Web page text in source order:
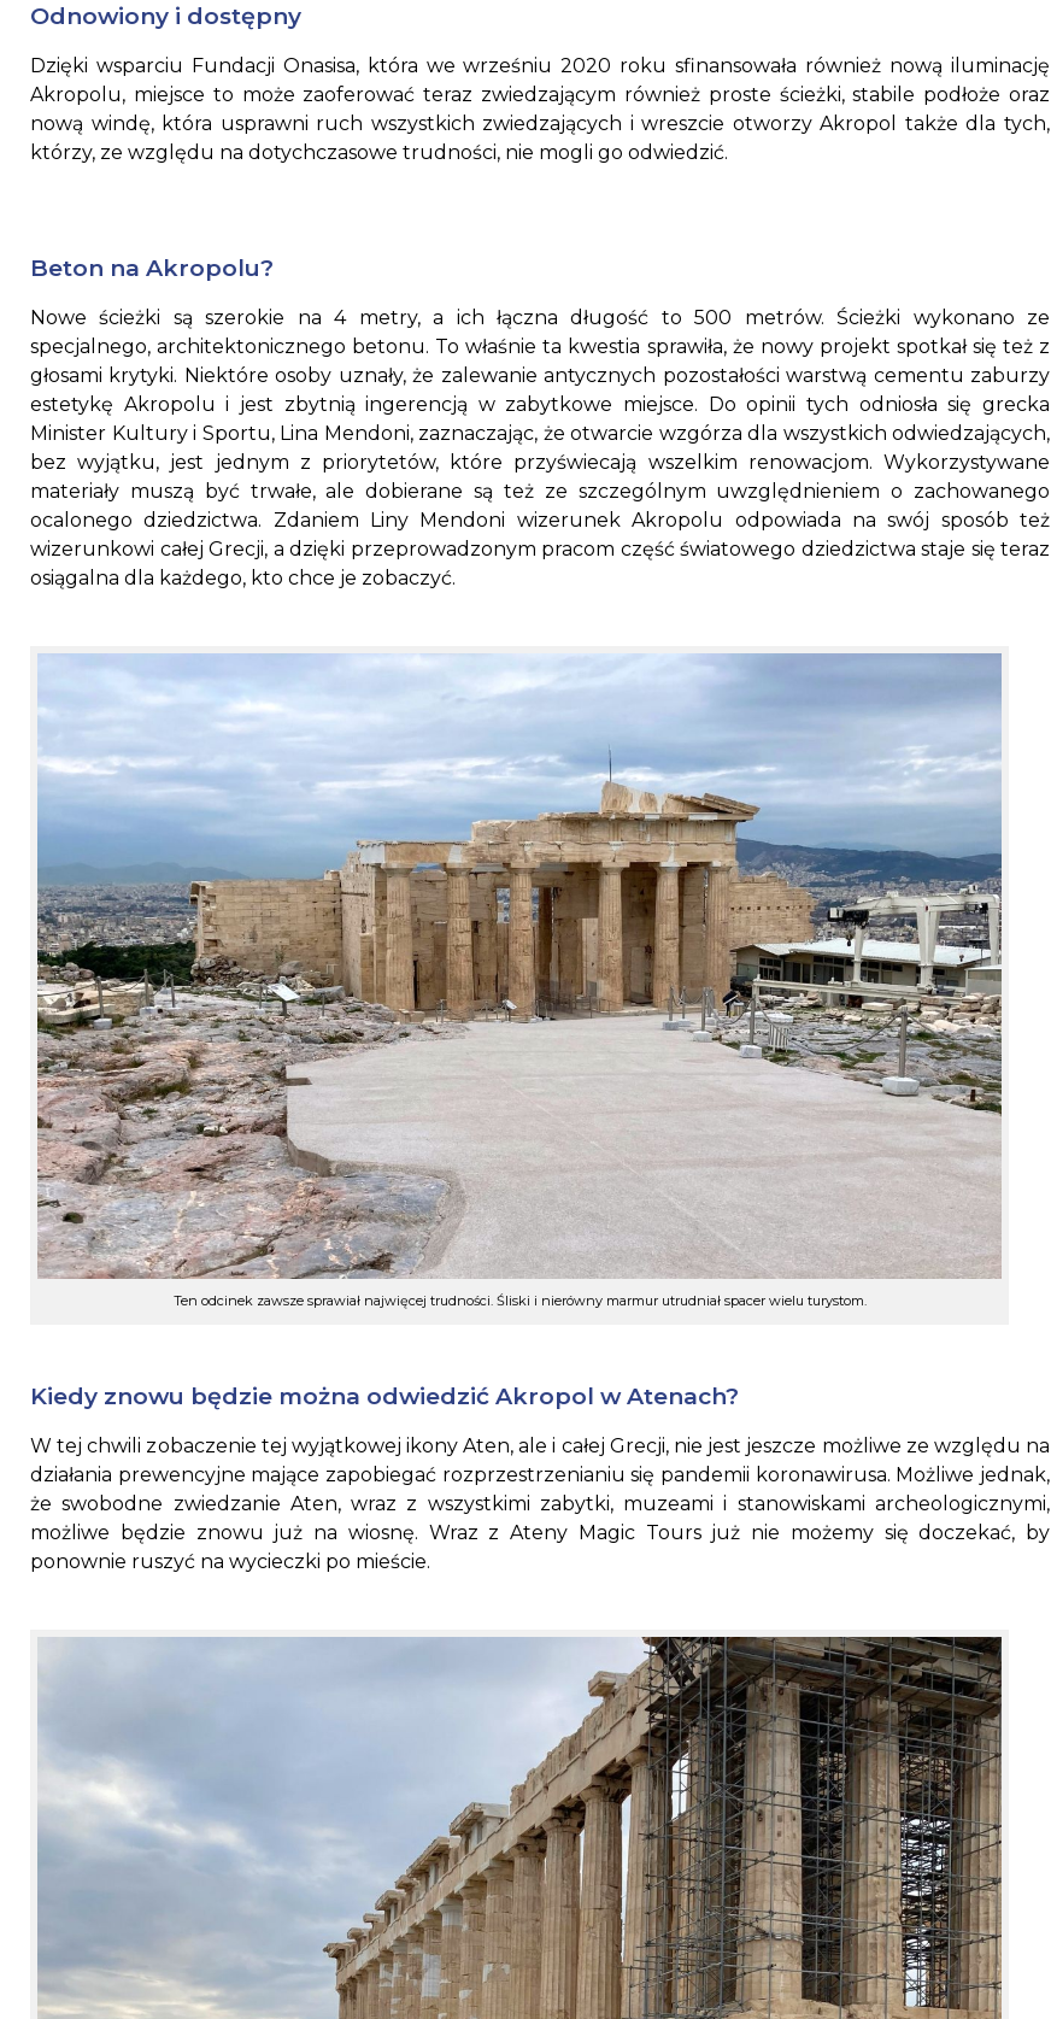
Odnowiony i dostępny
Dzięki wsparciu Fundacji Onasisa, która we wrześniu 2020 roku sfinansowała również nową iluminację
Akropolu, miejsce to może zaoferować teraz zwiedzającym również proste ścieżki, stabile podłoże oraz
nową windę, która usprawni ruch wszystkich zwiedzających i wreszcie otworzy Akropol także dla tych,
którzy, ze względu na dotychczasowe trudności, nie mogli go odwiedzić.
Beton na Akropolu?
Nowe ścieżki są szerokie na 4 metry, a ich łączna długość to 500 metrów. Ścieżki wykonano ze
specjalnego, architektonicznego betonu. To właśnie ta kwestia sprawiła, że nowy projekt spotkał się też z
głosami krytyki. Niektóre osoby uznały, że zalewanie antycznych pozostałości warstwą cementu zaburzy
estetykę Akropolu i jest zbytnią ingerencją w zabytkowe miejsce. Do opinii tych odniosła się grecka
Minister Kultury i Sportu, Lina Mendoni, zaznaczając, że otwarcie wzgórza dla wszystkich odwiedzających,
bez wyjątku, jest jednym z priorytetów, które przyświecają wszelkim renowacjom. Wykorzystywane
materiały muszą być trwałe, ale dobierane są też ze szczególnym uwzględnieniem o zachowanego
ocalonego dziedzictwa. Zdaniem Liny Mendoni wizerunek Akropolu odpowiada na swój sposób też
wizerunkowi całej Grecji, a dzięki przeprowadzonym pracom część światowego dziedzictwa staje się teraz
osiągalna dla każdego, kto chce je zobaczyć.
Ten odcinek zawsze sprawiał najwięcej trudności. Śliski i nierówny marmur utrudniał spacer wielu turystom.
Kiedy znowu będzie można odwiedzić Akropol w Atenach?
W tej chwili zobaczenie tej wyjątkowej ikony Aten, ale i całej Grecji, nie jest jeszcze możliwe ze względu na
działania prewencyjne mające zapobiegać rozprzestrzenianiu się pandemii koronawirusa. Możliwe jednak,
że swobodne zwiedzanie Aten, wraz z wszystkimi zabytki, muzeami i stanowiskami archeologicznymi,
możliwe będzie znowu już na wiosnę. Wraz z Ateny Magic Tours już nie możemy się doczekać, by
ponownie ruszyć na wycieczki po mieście.